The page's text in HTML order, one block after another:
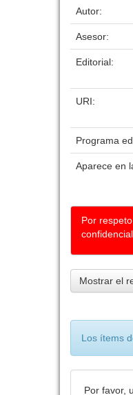
Autor:
Asesor:
Editorial:
URI:
Programa
Aparece en
Por
Mostrar el
Los ítems
Por favor,